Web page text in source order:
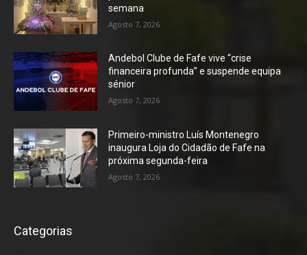
semana
Agosto 7, 2026
Andebol Clube de Fafe vive “crise
financeira profunda” e suspende equipa
sénior
Agosto 7, 2026
Primeiro-ministro Luís Montenegro
inaugura Loja do Cidadão de Fafe na
próxima segunda-feira
Agosto 7, 2026
Categorias